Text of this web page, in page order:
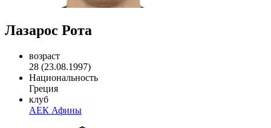
Лазарос Рота
возраст
28 (23.08.1997)
Национальность
Греция
клуб
АЕК Афины